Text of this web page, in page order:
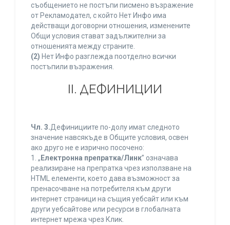
съобщението не постъпи писмено възражение
от Рекламодател, с който Нет Инфо има
действащи договорни отношения, изменените
Общи условия стават задължителни за
отношенията между страните.
(2) Нет Инфо разглежда поотделно всички
постъпили възражения.
ІІ. ДЕФИНИЦИИ
Чл. 3.Дефинициите по-долу имат следното
значение навсякъде в Общите условия, освен
ако друго не е изрично посочено:
1. „ Електронна препратка/Линк” означава
реализиране на препратка чрез използване на
HTML елементи, което дава възможност за
пренасочване на потребителя към други
интернет страници на същия уебсайт или към
други уебсайтове или ресурси в глобалната
интернет мрежа чрез Клик.